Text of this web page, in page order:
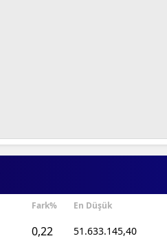
Fark% En Düşük
0,22 51.633.145,40